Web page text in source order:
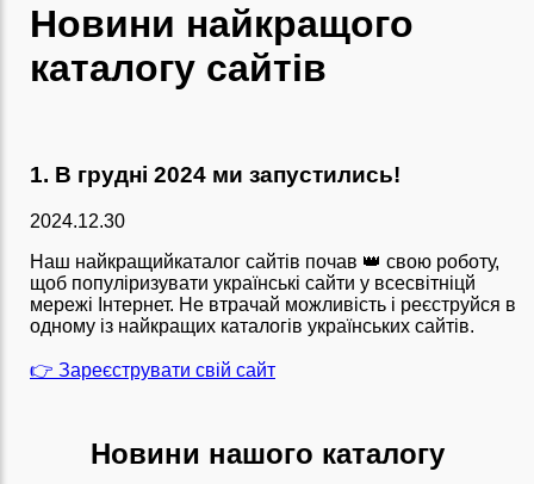
Новини найкращого
каталогу сайтів
1. В грудні 2024 ми запустились!
2024.12.30
Наш найкращийкаталог сайтів почав 👑 свою роботу,
щоб популіризувати українські сайти у всесвітніцй
мережі Інтернет. Не втрачай можливість і реєструйся в
одному із найкращих каталогів українських сайтів.
👉 Зареєструвати свій сайт
Новини нашого каталогу